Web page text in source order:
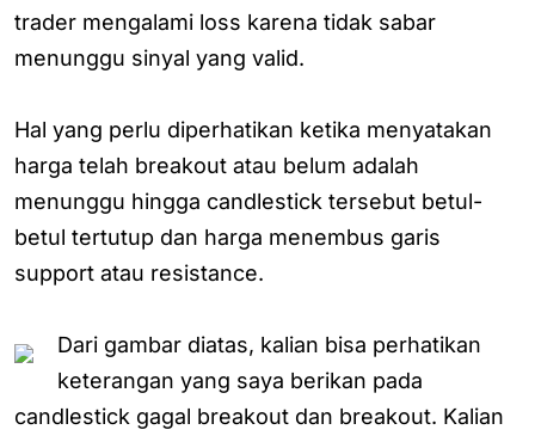
trader mengalami loss karena tidak sabar
menunggu sinyal yang valid.
Hal yang perlu diperhatikan ketika menyatakan
harga telah breakout atau belum adalah
menunggu hingga candlestick tersebut betul-
betul tertutup dan harga menembus garis
support atau resistance.
Dari gambar diatas, kalian bisa perhatikan
keterangan yang saya berikan pada
candlestick gagal breakout dan breakout. Kalian